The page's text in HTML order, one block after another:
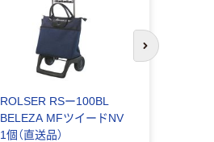
ROLSER RSー100BL
BELEZA MFツイードNV
1個（直送品）
次のスライド